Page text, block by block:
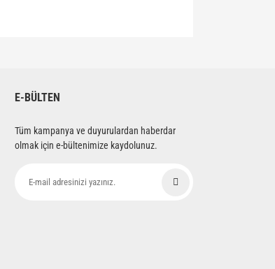
E-BÜLTEN
Tüm kampanya ve duyurulardan haberdar
olmak için e-bültenimize kaydolunuz.